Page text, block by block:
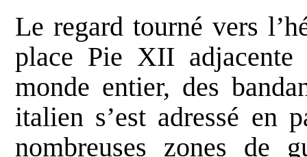
Le regard tourné vers
place Pie XII
monde entier, des
italien s’est adressé en
nombreuses zones de